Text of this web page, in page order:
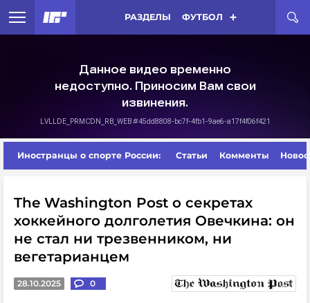
РАЗДЕЛЫ ФУТБОЛ
Иностранцы о спорте России: Статьи Комменты
The Washington Post о секретах
хоккейного долголетия Овечкина: он
не стал ни трезвенником, ни
вегетарианцем
28.10.2025 0